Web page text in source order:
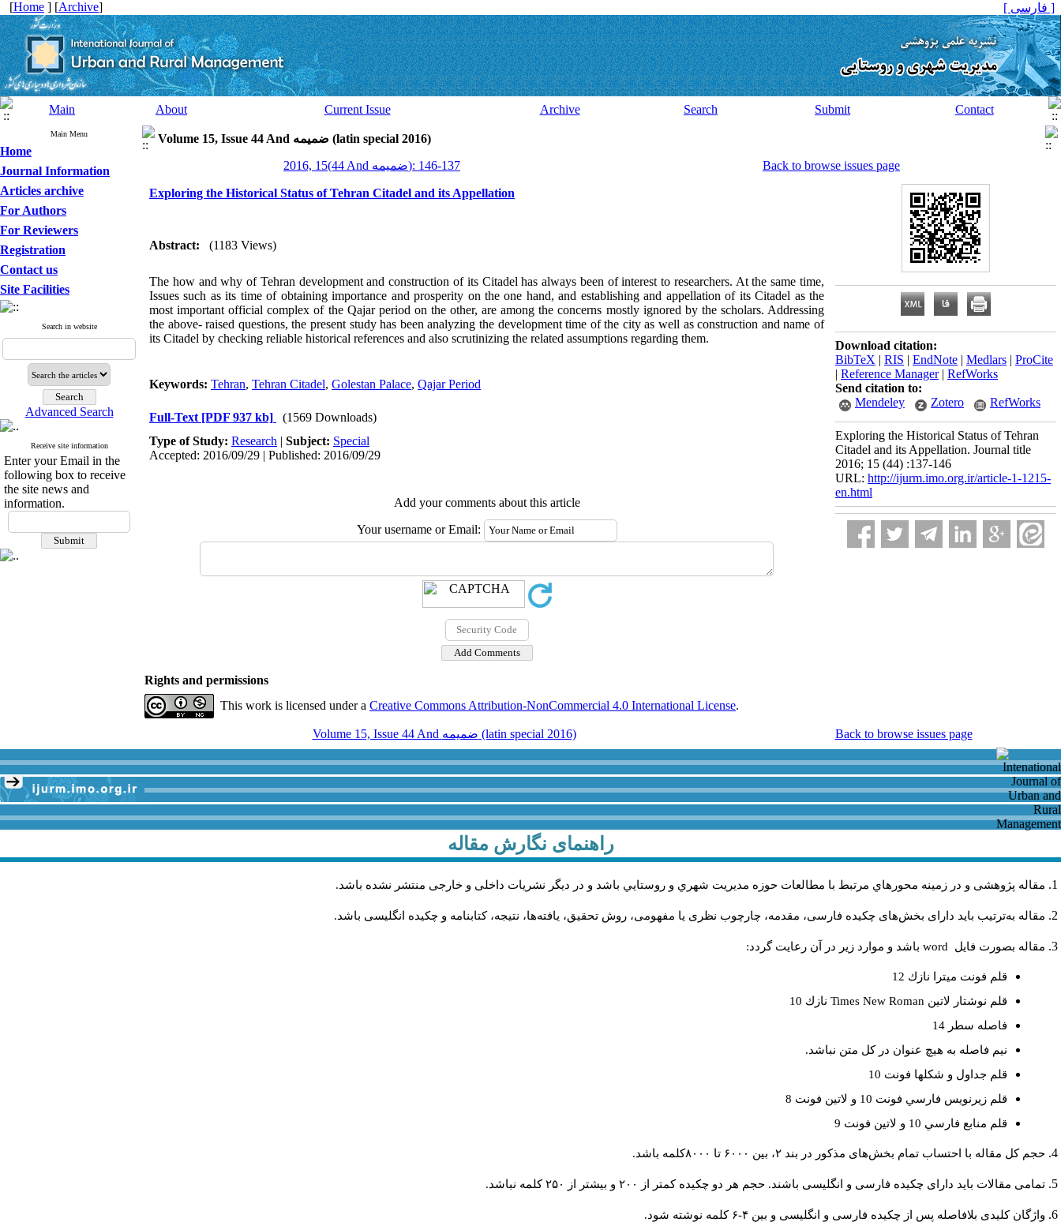
[Home ] [Archive] [ فارسی ]
Main About Current Issue Archive Search Submit Contact
Main Menu
Home
Journal Information
Articles archive
For Authors
For Reviewers
Registration
Contact us
Site Facilities
Search in website
Advanced Search
Receive site information
Enter your Email in the
following box to receive
the site news and
information.
Volume 15, Issue 44 And ضميمه (latin special 2016)
2016, 15(44 And ضميمه): 137-146
Back to browse issues page
Exploring the Historical Status of Tehran Citadel and its Appellation
Abstract: (1183 Views)
The how and why of Tehran development and construction of its Citadel has always been of interest to researchers. At the same time,
Issues such as its time of obtaining importance and prosperity on the one hand, and establishing and appellation of its Citadel as the
most important official complex of the Qajar period on the other, are among the concerns mostly ignored by the scholars. Addressing
the above- raised questions, the present study has been analyzing the development time of the city as well as construction and name of
its Citadel by checking reliable historical references and also scrutinizing the related assumptions regarding them.
Keywords: Tehran, Tehran Citadel, Golestan Palace, Qajar Period
Full-Text [PDF 937 kb]
(1569 Downloads)
Type of Study: Research | Subject: Special
Accepted: 2016/09/29 | Published: 2016/09/29
Add your comments about this article
Your username or Email:
Download citation:
BibTeX | RIS | EndNote | Medlars | ProCite
| Reference Manager| RefWorks
Send citation to:
Mendeley
Zotero RefWorks
Exploring the Historical Status of Tehran
Citadel and its Appellation. Journal title
2016; 15 (44) :137-146
URL: http://ijurm.imo.org.ir/article-1-1215-
en.html
Rights and permissions
This work is licensed under a Creative Commons Attribution-NonCommercial 4.0 International License.
Volume 15, Issue 44 And ضميمه (latin special 2016) Back to browse issues page
راهنمای نگارش مقاله
مقاله پژوهشی و در زمینه محورهاي مرتبط با مطالعات حوزه مديريت شهري و روستايي باشد و در دیگر نشریات داخلی و خارجی منتشر نشده باشد.
مقاله به‌ترتیب باید دارای بخش‌های چکیده فارسی، مقدمه، چارچوب نظری یا مفهومی، روش تحقیق، یافته‌ها، نتیجه، کتابنامه و چکیده انگلیسی باشد.
مقاله بصورت فايل word باشد و موارد زير در آن رعايت گردد:
قلم فونت ميترا نازك 12
قلم نوشتار لاتين Times New Roman نازك 10
فاصله سطر 14
نيم فاصله به هيچ عنوان در كل متن نباشد.
قلم جداول و شكلها فونت 10
قلم زيرنويس فارسي فونت 10 و لاتين فونت 8
قلم منابع فارسي 10 و لاتين فونت 9
حجم کل مقاله با احتساب تمام بخش‌های مذکور در بند ۲، بین ۶۰۰۰ تا ۸۰۰۰کلمه باشد.
تمامی مقالات باید دارای چکیده فارسی و انگلیسی باشند. حجم هر دو چکیده کمتر از ۲۰۰ و بیشتر از ۲۵۰ کلمه نباشد.
واژگان کلیدی بلافاصله پس از چکیده فارسی و انگلیسی و بین ۴-۶ کلمه نوشته شود.